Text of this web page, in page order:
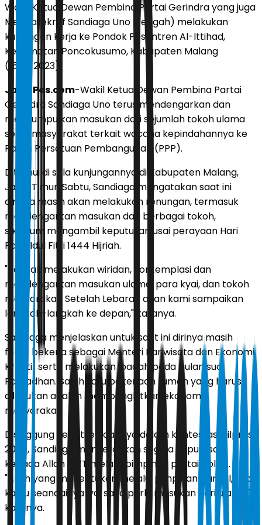
Wakil Ketua Dewan Pembina Partai Gerindra yang juga
Menparekraf Sandiaga Uno (tengah) melakukan
kunjungan kerja ke Pondok Pesantren Al-Ittihad,
Kecamatan Poncokusumo, Kabupaten Malang
(15/4/2023)
JawaPos.com-Wakil Ketua Dewan Pembina Partai
Gerindra Sandiaga Uno terus mendengarkan dan
mengumpulkan masukan dari sejumlah tokoh ulama
serta masyarakat terkait wacana kepindahannya ke
Partai Persatuan Pembangunan (PPP).
Ditemui di sela kunjungannya di Kabupaten Malang,
Jawa Timur, Sabtu, Sandiaga mengatakan saat ini
dirinya masih akan melakukan renungan, termasuk
mendengarkan masukan dari berbagai tokoh,
sebelum mengambil keputusan usai perayaan Hari
Raya Idul Fitri 1444 Hijriah.
"Banyak melakukan wiridan, kontemplasi dan
mendengarkan masukan ulama, para kyai, dan tokoh
masyarakat. Setelah Lebaran akan kami sampaikan
langkah-langkah ke depan," katanya.
Sandiaga menjelaskan untuk saat ini dirinya masih
fokus bekerja sebagai Menteri Pariwisata dan Ekonomi
Kreatif serta melakukan ibadah pada bulan suci
Ramadhan. Salah satu pekerjaan rumah yang harus
dilakukan adalah membangkitkan ekonomi
masyarakat.
Disinggung keikutsertaannya dalam kontestasi Pilpres
2024, Sandiaga menyerahkan segala keputusan
kepada Allah SWT melalui pimpinan partai politik.
"Allah yang menentukan melalui pimpinan parpol, tapi
kalau seandainya iya, saya perlu masukan dari ulama,"
katanya.